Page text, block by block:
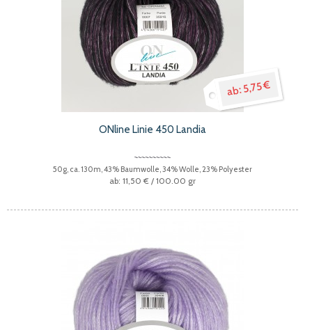
5,75 €
ONline Linie 450 Landia
50g, ca. 130m, 43% Baumwolle, 34% Wolle, 23% Polyester
11,50 € / 100.00 gr